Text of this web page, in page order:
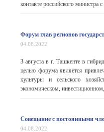
контакте российского
Форум глав регионов
04.08.2022
3 августа в г. Ташкенте в
целью форума является
культуры и сельского
экономическом,
Совещание с постоянными
04.08.2022